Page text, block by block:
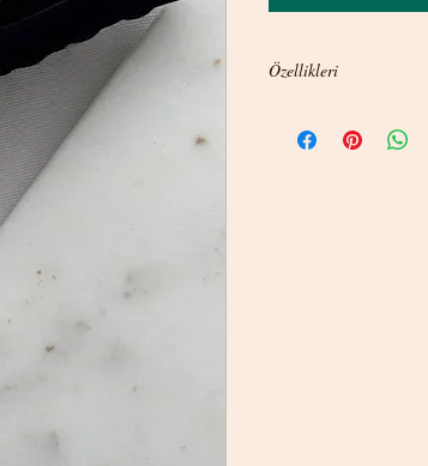
Özellikleri
(kemik) plastikten